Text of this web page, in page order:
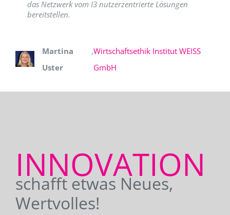
das Netzwerk vom I3 nutzerzentrierte Lösungen
bereitstellen.
Martina
Uster
,Wirtschaftsethik Institut WEISS
GmbH
INNOVATION
schafft etwas Neues,
Wertvolles!